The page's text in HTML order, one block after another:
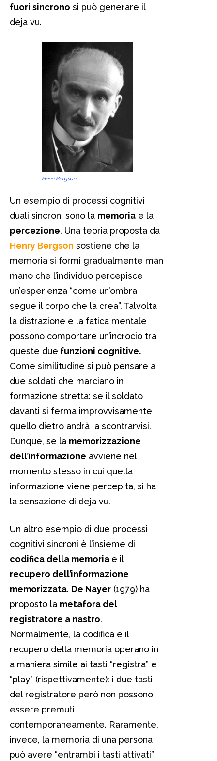
fuori sincrono si può generare il
deja vu.
Henri Bergson
Un esempio di processi cognitivi
duali sincroni sono la memoria e la
percezione. Una teoria proposta da
Henry Bergson sostiene che la
memoria si formi gradualmente man
mano che l’individuo percepisce
un’esperienza “come un’ombra
segue il corpo che la crea”. Talvolta
la distrazione e la fatica mentale
possono comportare un’incrocio tra
queste due funzioni cognitive.
Come similitudine si può pensare a
due soldati che marciano in
formazione stretta: se il soldato
davanti si ferma improvvisamente
quello dietro andrà a scontrarvisi.
Dunque, se la memorizzazione
dell’informazione avviene nel
momento stesso in cui quella
informazione viene percepita, si ha
la sensazione di deja vu.
Un altro esempio di due processi
cognitivi sincroni è l’insieme di
codifica della memoria e il
recupero dell’informazione
memorizzata. De Nayer (1979) ha
proposto la metafora del
registratore a nastro.
Normalmente, la codifica e il
recupero della memoria operano in
a maniera simile ai tasti “registra” e
“play” (rispettivamente): i due tasti
del registratore però non possono
essere premuti
contemporaneamente. Raramente,
invece, la memoria di una persona
può avere “entrambi i tasti attivati”